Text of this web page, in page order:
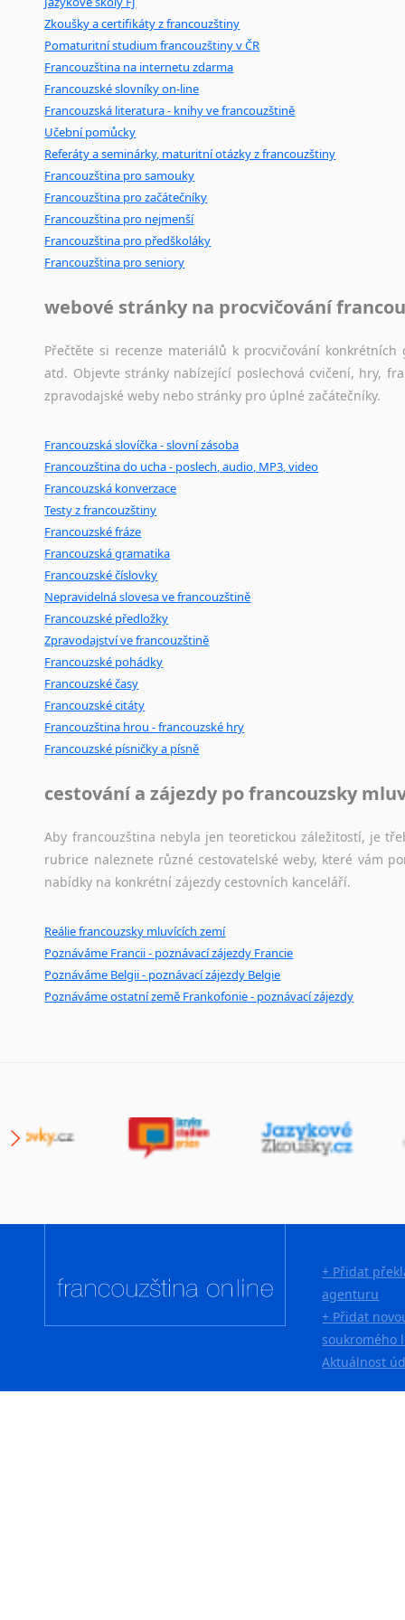
Amharština
Arabština
Aramejština
Arménština
Avarština
Azerbajdžánština
Bambarština
Bantuské jazyky
Barmština
Baskičtina
Běloruština
Bengálština
Bulharština
Čagatajské jazyky
Čečenština
Černohorština
Darí
Esperanto
Estonština
Faerština
Fidžijština
Filipínské jazyky
Finština
Fulbština
Gaelština
Gruzínština
Hebrejština
Hindština
Chorvatština
Indonéština
Irština
Japonština
Jidiš
Kašmírština
Kazaština
Kečuánština
Kmérština
Konžština
Kyrgyzština
Laoština
Laponština
Lotyšština
Luba
Makedonština
Malinština
Mix pomůcek, jež
poradny a pravidla pravopisu nebo
Zkoušky a certifikáty z francouzštiny
Pomaturitní studium francouzštiny v ČR
Francouzština na internetu zdarma
Francouzské slovníky on-line
Francouzská literatura - knihy ve francouzštině
Učební pomůcky
Referáty a seminárky, maturitní otázky z francouzštiny
Francouzština pro samouky
Francouzština pro začátečníky
Francouzština pro nejmenší
Francouzština pro předškoláky
Francouzština pro seniory
webové stránky na procvičování
Přečtěte si recenze materiálů k procvičování
atd. Objevte stránky nabízející poslechová cvičení, hry,
zpravodajské weby nebo stránky pro úplné začátečníky.
Francouzská slovíčka - slovní zásoba
Francouzština do ucha - poslech, audio, MP3, video
Francouzská konverzace
Testy z francouzštiny
Francouzské fráze
Francouzská gramatika
Francouzské číslovky
Nepravidelná slovesa ve francouzštině
Francouzské předložky
Zpravodajství ve francouzštině
Francouzské pohádky
Francouzské časy
Francouzské citáty
Francouzština hrou - francouzské hry
Francouzské písničky a písně
cestování a zájezdy po francouzsky
Aby francouzština nebyla jen teoretickou záležitostí, je
rubrice naleznete různé cestovatelské weby, které vám
nabídky na konkrétní zájezdy cestovních kanceláří.
Reálie francouzsky mluvících zemí
Poznáváme Francii - poznávací zájezdy Francie
Poznáváme Belgii - poznávací zájezdy Belgie
Poznáváme ostatní země Frankofonie - poznávací zájezdy
+ Přidat
agenturu
+ Přidat
soukromého
Aktuálnost